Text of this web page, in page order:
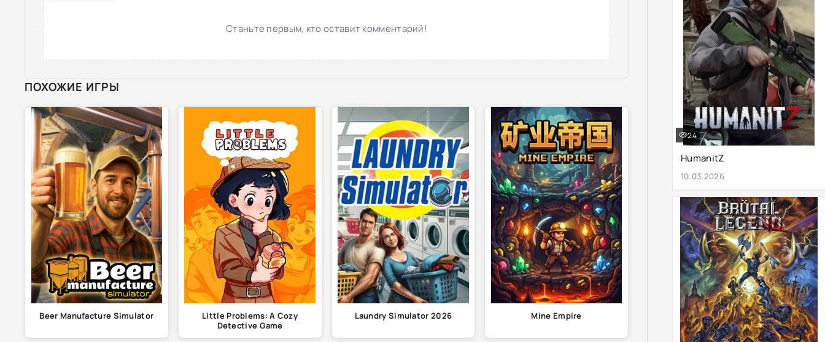
Станьте первым, кто оставит комментарий!
ПОХОЖИЕ ИГРЫ
Beer Manufacture Simulator
Little Problems: A Cozy
Detective Game
Laundry Simulator 2026 Mine Empire
HumanitZ
10.03.2026
24